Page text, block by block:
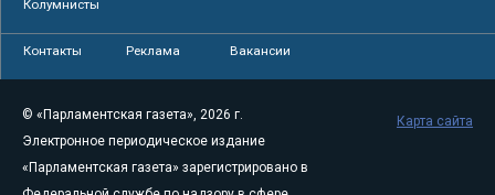
Колумнисты
Контакты Реклама Вакансии
© «Парламентская газета», 2026 г.
Электронное периодическое издание
«Парламентская газета» зарегистрировано в
Карта сайта